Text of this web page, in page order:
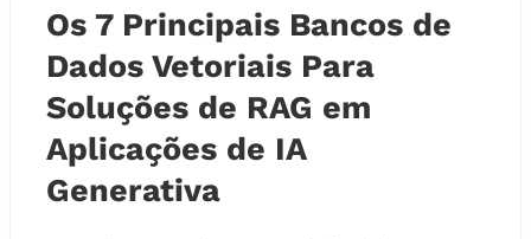
Os 7 Principais Bancos de
Dados Vetoriais Para
Soluções de RAG em
Aplicações de IA
Generativa